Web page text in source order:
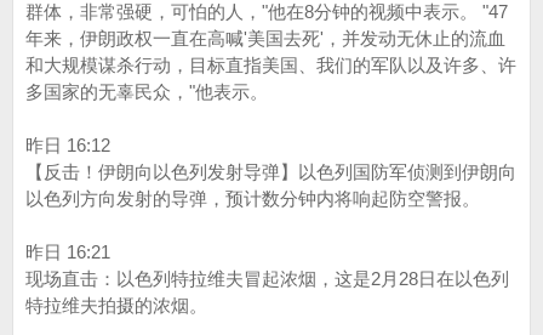
群体，非常强硬，可怕的人，"他在8分钟的视频中表示。 "47
年来，伊朗政权一直在高喊'美国去死'，并发动无休止的流血
和大规模谋杀行动，目标直指美国、我们的军队以及许多、许
多国家的无辜民众，"他表示。
昨日 16:12
【反击！伊朗向以色列发射导弹】以色列国防军侦测到伊朗向
以色列方向发射的导弹，预计数分钟内将响起防空警报。
昨日 16:21
现场直击：以色列特拉维夫冒起浓烟，这是2月28日在以色列
特拉维夫拍摄的浓烟。